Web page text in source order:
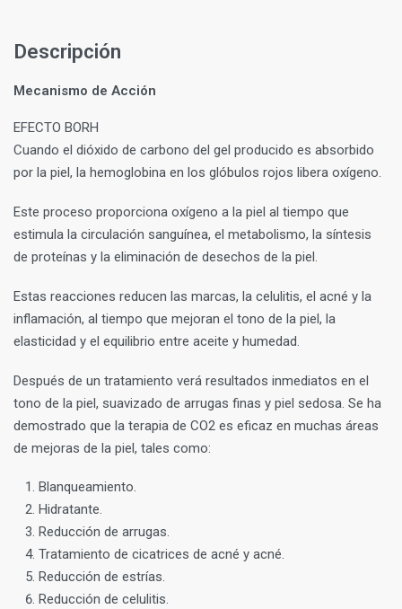
Descripción
Mecanismo de Acción
EFECTO BORH
Cuando el dióxido de carbono del gel producido es absorbido
por la piel, la hemoglobina en los glóbulos rojos libera oxígeno.
Este proceso proporciona oxígeno a la piel al tiempo que
estimula la circulación sanguínea, el metabolismo, la síntesis
de proteínas y la eliminación de desechos de la piel.
Estas reacciones reducen las marcas, la celulitis, el acné y la
inflamación, al tiempo que mejoran el tono de la piel, la
elasticidad y el equilibrio entre aceite y humedad.
Después de un tratamiento verá resultados inmediatos en el
tono de la piel, suavizado de arrugas finas y piel sedosa. Se ha
demostrado que la terapia de CO2 es eficaz en muchas áreas
de mejoras de la piel, tales como:
Blanqueamiento.
Hidratante.
Reducción de arrugas.
Tratamiento de cicatrices de acné y acné.
Reducción de estrías.
Reducción de celulitis.